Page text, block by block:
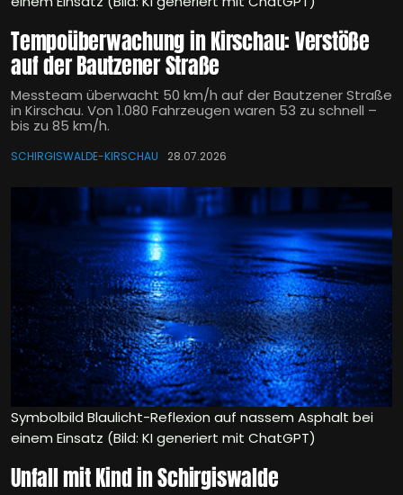
Tempoüberwachung in Kirschau: Verstöße
auf der Bautzener Straße
Messteam überwacht 50 km/h auf der Bautzener Straße
in Kirschau. Von 1.080 Fahrzeugen waren 53 zu schnell –
bis zu 85 km/h.
SCHIRGISWALDE-KIRSCHAU 28.07.2026
Symbolbild Blaulicht-Reflexion auf nassem Asphalt bei
einem Einsatz (Bild: KI generiert mit ChatGPT)
Unfall mit Kind in Schirgiswalde